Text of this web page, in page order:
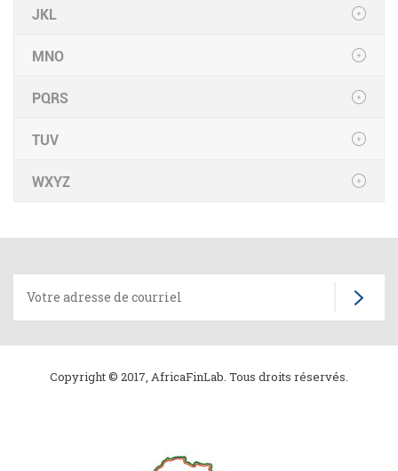
JKL
MNO
PQRS
TUV
WXYZ
Copyright © 2017, AfricaFinLab. Tous droits réservés.